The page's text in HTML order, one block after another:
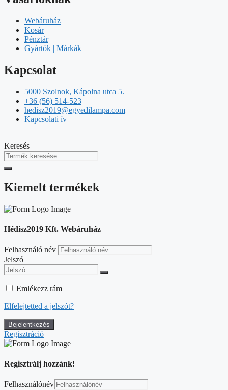
Webáruház
Kosár
Pénztár
Gyártók | Márkák
Kapcsolat
5000 Szolnok, Kápolna utca 5.
+36 (56) 514-523
hedisz2019@egyedilampa.com
Kapcsolati ív
Keresés
Kiemelt termékek
Hédisz2019 Kft. Webáruház
Felhasználó név
Jelszó
Emlékezz rám
Elfelejtetted a jelszót?
Regisztráció
Regisztrálj hozzánk!
Felhasználónév